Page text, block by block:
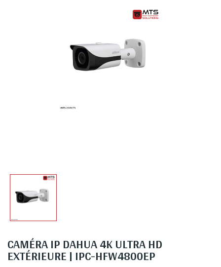
CAMÉRA IP DAHUA 4K ULTRA HD
EXTÉRIEURE | IPC-HFW4800EP